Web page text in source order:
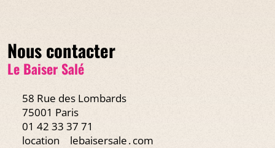
Nous contacter
Le Baiser Salé
58 Rue des Lombards
75001 Paris
01 42 33 37 71
location
lebaisersale․com